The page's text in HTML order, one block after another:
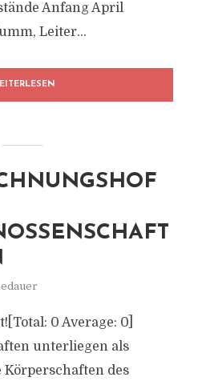
Anfang April
Leiter...
0 Average: 0]
unterliegen als
des